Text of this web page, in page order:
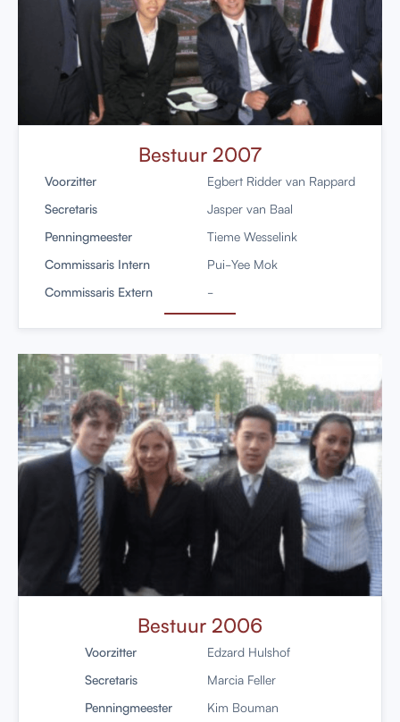
Bestuur 2007
Voorzitter
Egbert Ridder van Rappard
Secretaris
Jasper van Baal
Penningmeester
Tieme Wesselink
Commissaris Intern
Pui-Yee Mok
Commissaris Extern
-
Bestuur 2006
Voorzitter
Edzard Hulshof
Secretaris
Marcia Feller
Penningmeester
Kim Bouman